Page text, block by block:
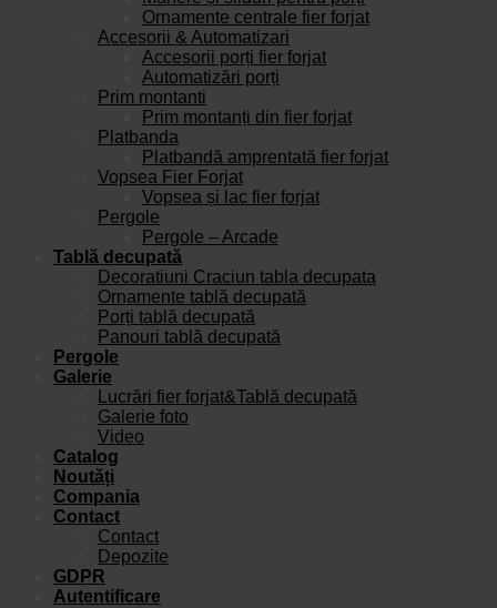
Ornamente centrale fier forjat
Accesorii & Automatizari
Accesorii porți fier forjat
Automatizări porți
Prim montanti
Prim montanți din fier forjat
Platbanda
Platbandă amprentată fier forjat
Vopsea Fier Forjat
Vopsea și lac fier forjat
Pergole
Pergole – Arcade
Tablă decupată
Decoratiuni Craciun tabla decupata
Ornamente tablă decupată
Porți tablă decupată
Panouri tablă decupată
Pergole
Galerie
Lucrări fier forjat&Tablă decupată
Galerie foto
Video
Catalog
Noutăți
Compania
Contact
Contact
Depozite
GDPR
Autentificare